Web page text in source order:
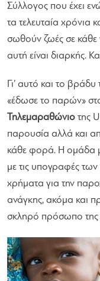
Σύλλογος που έχει
τα τελευταία χρόνια
σωθούν ζωές σε κάθε
αυτή είναι διαρκής.
Γι’ αυτό και το βράδυ
«έδωσε το παρών»
Τηλεμαραθώνιο της
παρουσία αλλά και
κάθε φορά. Η ομάδα
με τις υπογραφές
χρήματα για την
ανάγκης, ακόμα και
σκληρό πρόσωπο της